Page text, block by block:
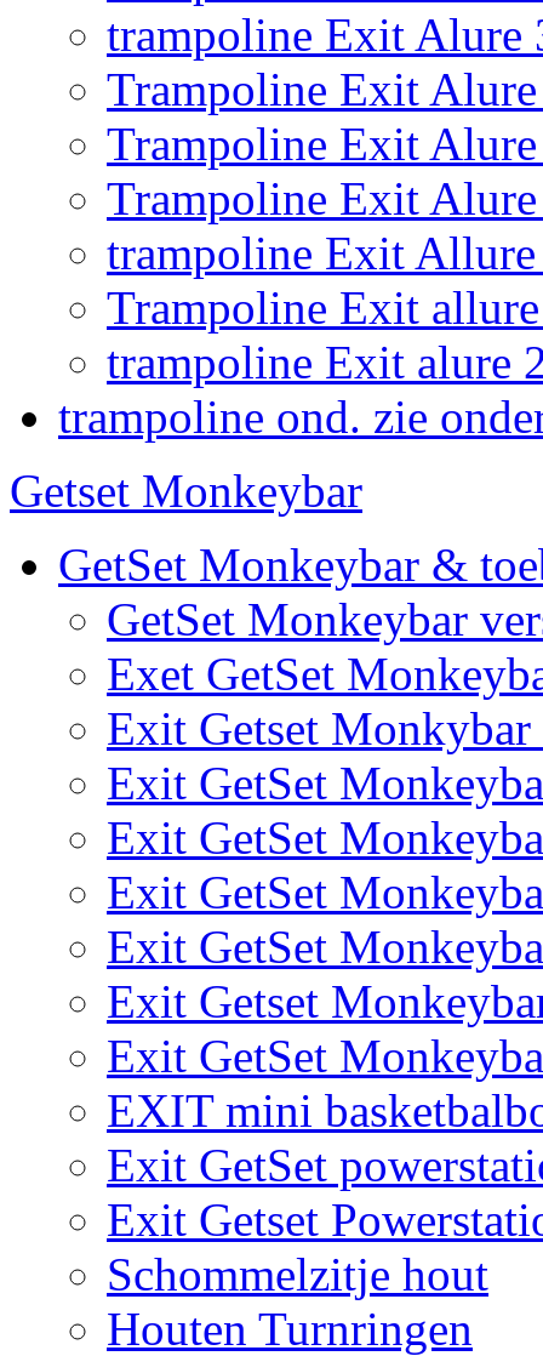
trampoline Exit Alure
Trampoline Exit
Trampoline Exit
Trampoline Exit
trampoline Exit
Trampoline Exit
trampoline Exit alure
trampoline ond. zie
Getset Monkeybar
GetSet Monkeybar &
GetSet Monkeybar
Exet GetSet
Exit Getset
Exit GetSet
Exit GetSet
Exit GetSet
Exit GetSet
Exit Getset
Exit GetSet
EXIT mini
Exit GetSet
Exit Getset
Schommelzitje hout
Houten Turnringen